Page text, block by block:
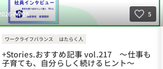
04-28 5
ワークライフバランス はたらく人
+Stories.おすすめ記事 vol.217 ～仕事も
子育ても、自分らしく続けるヒント～